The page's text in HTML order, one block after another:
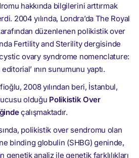
hakkında bilgilerini arttırmak
2004 yılında, Londra’da The Royal
düzenlenen polikistik over
Fertility and Sterility dergisinde
ovary syndrome nomenclature:
ının sunumunu yaptı.
2008 yılından beri, İstanbul,
olduğu Polikistik Over
çalışmaktadır.
polikistik over sendromu olan
binding globulin (SHBG) geninde,
genetik analiz ile genetik farklılıkları